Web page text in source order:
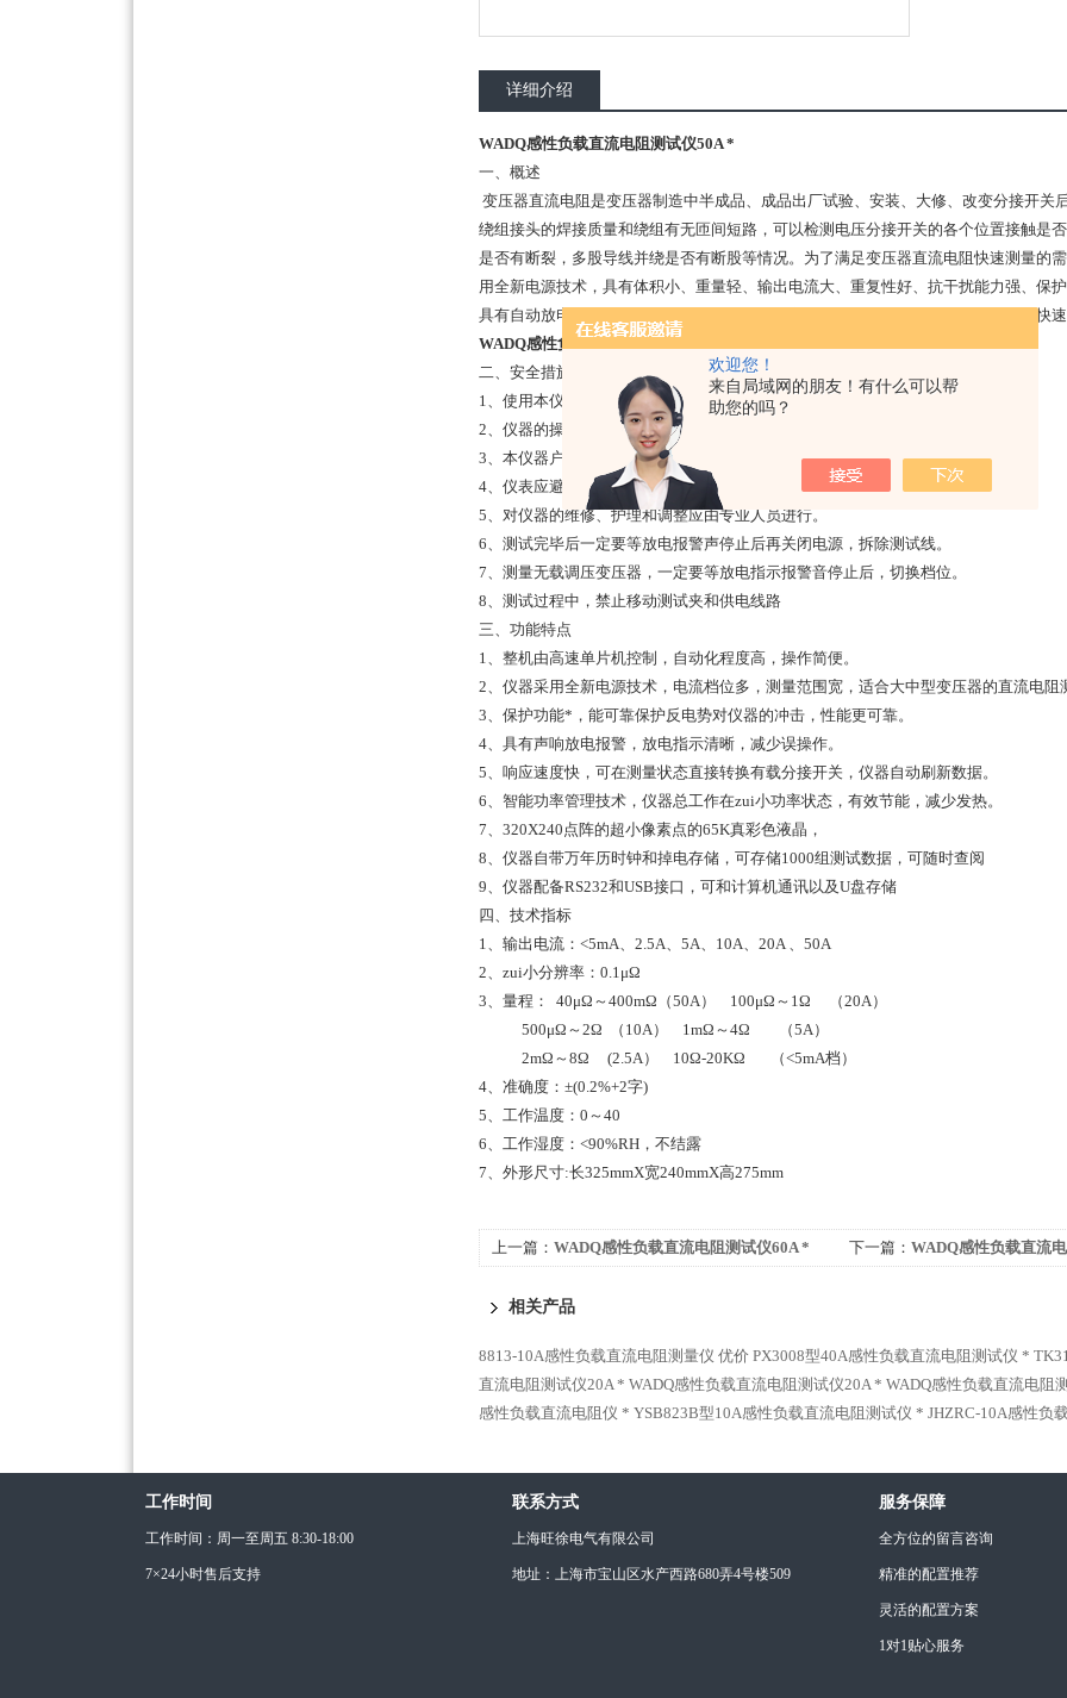
欢迎您！
来自局域网的朋友！有什么可以帮
助您的吗？
详细介绍
WADQ感性负载直流电阻测试仪50A *
一、概述
变压器直流电阻是变压器制造中半成品、成品出厂试验、安装、大修、改变分接开
绕组接头的焊接质量和绕组有无匝间短路，可以检测电压分接开关的各个位置接触是
是否有断裂，多股导线并绕是否有断股等情况。为了满足变压器直流电阻快速测量的
用全新电源技术，具有体积小、重量轻、输出电流大、重复性好、抗干扰能力强、保
具有自动放电和放电报警功能。仪器测试精度高，操作简便，可实现变压器直阻的快
WADQ感性负载直流电阻测试仪50A *
二、安全措施
1、 使用本仪器前一定要认真阅读本手册。
2、 仪器的操作者应具备一般电气设备或仪器的使用常识。
3、 本仪器户内外均可使用，但应避开雨淋、腐蚀气体等场所使用。
4、 仪表应避免剧烈振动。
5、 对仪器的维修、护理和调整应由专业人员进行。
6、测试完毕后一定要等放电报警声停止后再关闭电源，拆除测试线。
7、测量无载调压变压器，一定要等放电指示报警音停止后，切换档位。
8、测试过程中，禁止移动测试夹和供电线路
三、功能特点
1、整机由高速单片机控制，自动化程度高，操作简便。
2、仪器采用全新电源技术，电流档位多，测量范围宽， 适合大中型变压器的直流电阻
3、保护功能*，能可靠保护反电势对仪器的冲击，性能更可靠。
4、具有声响放电报警，放电指示清晰，减少误操作。
5、响应速度快，可在测量状态直接转换有载分接开关，仪器自动刷新数据。
6、智能功率管理技术，仪器总工作在zui小功率状态，有效节能，减少发热。
7、320X240点阵的超小像素点的65K真彩色液晶，
8、仪器自带万年历时钟和掉电存储，可存储1000组测试数据，可随时查阅
9、仪器配备RS232和USB接口，可和计算机通讯以及U盘存储
四、技术指标
1、 输出电流：<5mA、2.5A、5A、10A、20A 、50A
2、 zui小分辨率：0.1μΩ
3、 量程： 40μΩ～400mΩ（50A） 100μΩ～1Ω （20A）
500μΩ～2Ω （10A） 1mΩ ～4Ω （5A）
2mΩ ～8Ω (2.5A） 10Ω-20KΩ （<5mA档）
4、 准确度：±(0.2%+2字)
5、 工作温度：0～40
6、 工作湿度：<90%RH，不结露
7、 外形尺寸:长325mmX宽240mmX高275mm
上一篇： WADQ感性负载直流电阻测试仪60A * 下一篇： WADQ感性负载直流
相关产品
8813-10A感性负载直流电阻测量仪 优价 PX3008型40A感性负载直流电阻测试仪 *
直流电阻测试仪20A * WADQ感性负载直流电阻测试仪20A * WADQ感性负载直流电阻
感性负载直流电阻仪 * YSB823B型10A感性负载直流电阻测试仪 * JHZRC-10A感性负
工作时间
工作时间：周一至周五 8:30-18:00
7×24小时售后支持
联系方式
上海旺徐电气有限公司
地址：上海市宝山区水产西路680弄4号楼509
服务保障
全方位的留言咨询
精准的配置推荐
灵活的配置方案
1对1贴心服务